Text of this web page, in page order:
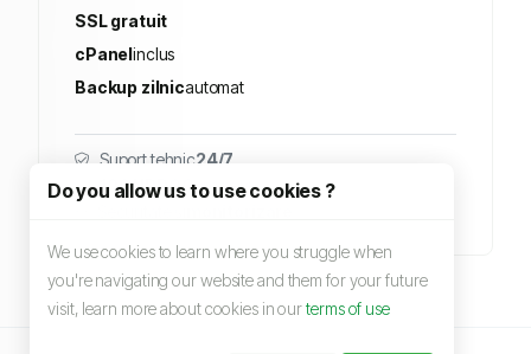
SSL gratuit
cPanelinclus
Backup zilnicautomat
Suport tehnic24/7
100 NPROCprocese
Do you allow us to use cookies ?
We use cookies to learn where you struggle when
you're navigating our website and them for your future
visit, learn more about cookies in ourterms of use